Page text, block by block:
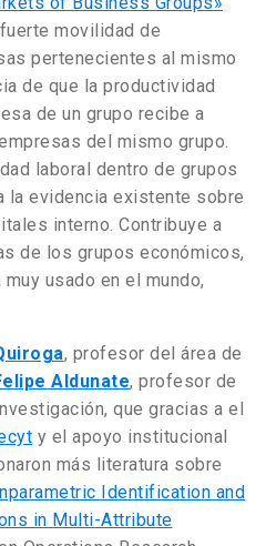
movilidad de
pertenecientes al mismo
de que la productividad
de un grupo recibe a
del mismo grupo.
laboral dentro de grupos
la evidencia existente sobre
interno. Contribuye a
de los grupos económicos,
usado en el mundo,
, profesor del área de
Aldunate, profesor de
que gracias a el
y el apoyo institucional
más literatura sobre
Identification and
in Multi-Attribute